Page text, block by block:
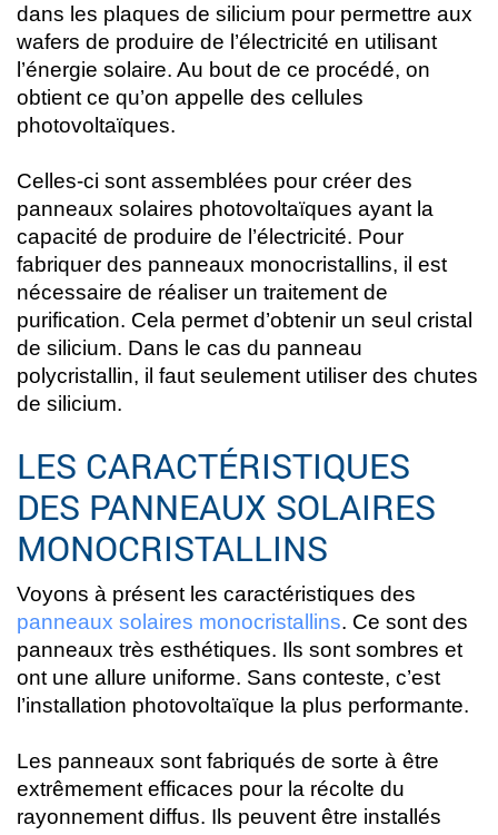
dans les plaques de silicium pour permettre aux
wafers de produire de l’électricité en utilisant
l’énergie solaire. Au bout de ce procédé, on
obtient ce qu’on appelle des cellules
photovoltaïques.
Celles-ci sont assemblées pour créer des
panneaux solaires photovoltaïques ayant la
capacité de produire de l’électricité. Pour
fabriquer des panneaux monocristallins, il est
nécessaire de réaliser un traitement de
purification. Cela permet d’obtenir un seul cristal
de silicium. Dans le cas du panneau
polycristallin, il faut seulement utiliser des chutes
de silicium.
LES CARACTÉRISTIQUES
DES PANNEAUX SOLAIRES
MONOCRISTALLINS
Voyons à présent les caractéristiques des
panneaux solaires monocristallins. Ce sont des
panneaux très esthétiques. Ils sont sombres et
ont une allure uniforme. Sans conteste, c’est
l’installation photovoltaïque la plus performante.
Les panneaux sont fabriqués de sorte à être
extrêmement efficaces pour la récolte du
rayonnement diffus. Ils peuvent être installés